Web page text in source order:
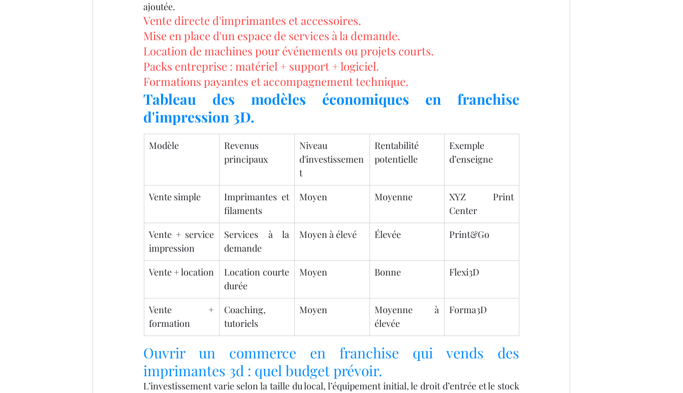
ajoutée.
Vente directe d'imprimantes et accessoires.
Mise en place d'un espace de services à la demande.
Location de machines pour événements ou projets courts.
Packs entreprise : matériel + support + logiciel.
Formations payantes et accompagnement technique.
Tableau des modèles économiques en franchise
d'impression 3D.
Modèle
Revenus
principaux
Niveau
d'investissemen
t
Rentabilité
potentielle
Exemple
d’enseigne
Vente simple
Imprimantes et
filaments
Moyen Moyenne
XYZ Print
Center
Vente + service
impression
Services à la
demande
Moyen à élevé Élevée Print&Go
Vente + location
Location courte
durée
Moyen Bonne Flexi3D
Vente +
formation
Coaching,
tutoriels
Moyen
Moyenne à
élevée
Forma3D
Ouvrir un commerce en franchise qui vends des
imprimantes 3d : quel budget prévoir.
L’investissement varie selon la taille du local, l’équipement initial, le droit d’entrée et le stock